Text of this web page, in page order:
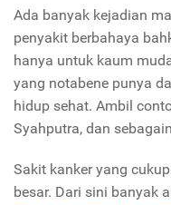
Ada banyak kejadian
penyakit berbahaya
hanya untuk kaum
yang notabene punya
hidup sehat. Ambil
Syahputra, dan
Sakit kanker yang
besar. Dari sini banyak